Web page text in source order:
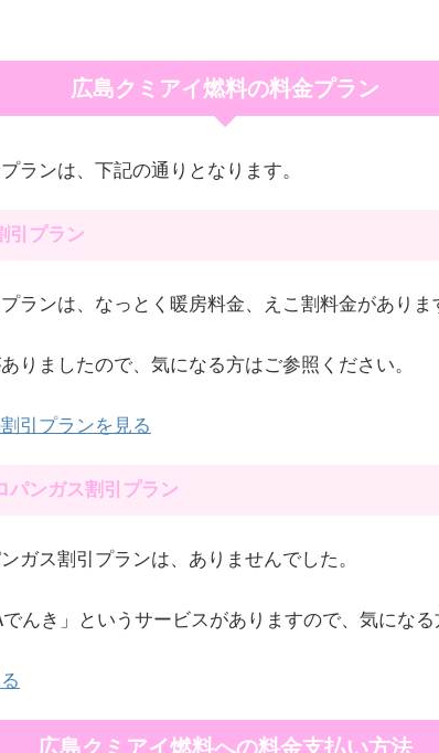
広島クミアイ燃料の料金プラン
ランは、下記の通りとなります。
引プラン
ランは、なっとく暖房料金、えこ割料金がありま
りましたので、気になる方はご参照ください。
引プランを見る
パンガス割引プラン
ガス割引プランは、ありませんでした。
んき」というサービスがありますので、気になる
広島クミアイ燃料への料金支払い方法